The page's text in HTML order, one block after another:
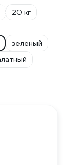
20 кг
зеленый